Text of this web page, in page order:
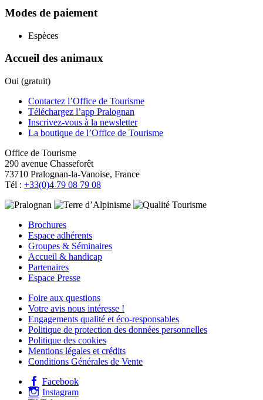
Modes de paiement
Espèces
Accueil des animaux
Oui (gratuit)
Contactez l’Office de Tourisme
Téléchargez l’app Pralognan
Inscrivez-vous à la newsletter
La boutique de l’Office de Tourisme
Office de Tourisme
290 avenue Chasseforêt
73710 Pralognan-la-Vanoise, France
Tél : +33(0)4 79 08 79 08
Brochures
Espace adhérents
Groupes & Séminaires
Accueil & handicap
Partenaires
Espace Presse
Foire aux questions
Votre avis nous intéresse !
Engagements qualité et éco-responsables
Politique de protection des données personnelles
Politique des cookies
Mentions légales et crédits
Conditions Générales de Vente
Facebook
Instagram